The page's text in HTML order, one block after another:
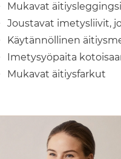
Mukavat
Joustavat imetysliivit,
Käytännöllinen
Imetysyöpaita
Mukavat äitiysfarkut